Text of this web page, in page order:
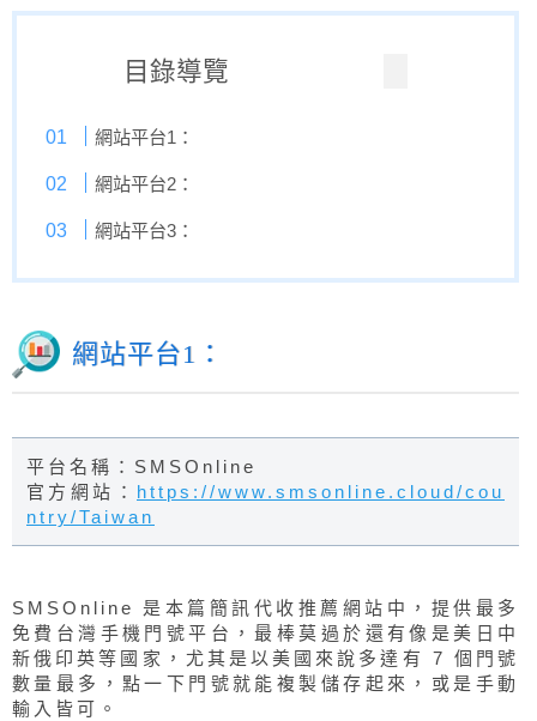
目錄導覽
網站平台1：
網站平台2：
網站平台3：
網站平台1：
平台名稱：SMSOnline
官方網站： https://www.smsonline.cloud/cou
ntry/Taiwan
SMSOnline 是本篇簡訊代收推薦網站中，提供最多
免費台灣手機門號平台，最棒莫過於還有像是美日中
新俄印英等國家，尤其是以美國來說多達有 7 個門號
數量最多，點一下門號就能複製儲存起來，或是手動
輸入皆可。